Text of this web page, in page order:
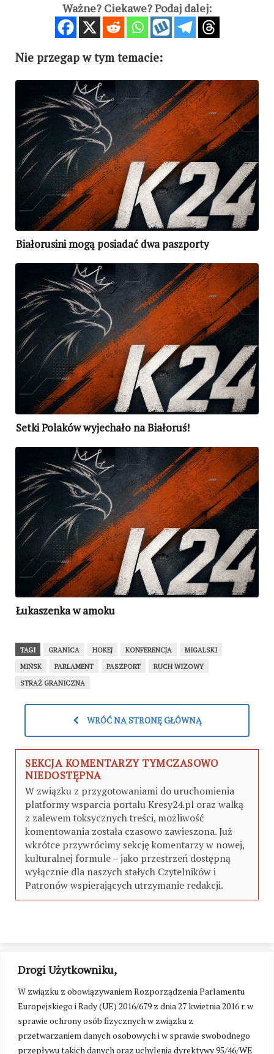
Drogi Użytkowniku,
W związku z obowiązywaniem Rozporządzenia Parlamentu
Europejskiego i Rady (UE) 2016/679 z dnia 27 kwietnia 2016 r. w
sprawie ochrony osób fizycznych w związku z
przetwarzaniem danych osobowych i w sprawie swobodnego
przepływu takich danych oraz uchylenia dyrektywy 95/46/WE
Ważne? Ciekawe? Podaj dalej:
Nie przegap w tym temacie:
Białorusini mogą posiadać dwa paszporty
Setki Polaków wyjechało na Białoruś!
Łukaszenka w amoku
TAGI GRANICA HOKEJ KONFERENCJA
MIGALSKI
MIŃSK
PARLAMENT PASZPORT
RUCH WIZOWY
STRAŻ GRANICZNA
WRÓĆ NA STRONĘ GŁÓWNĄ
SEKCJA KOMENTARZY TYMCZASOWO
NIEDOSTĘPNA
W związku z przygotowaniami do uruchomienia
platformy wsparcia portalu Kresy24.pl oraz walką
z zalewem toksycznych treści, możliwość
komentowania została czasowo zawieszona. Już
wkrótce przywrócimy sekcję komentarzy w nowej,
kulturalnej formule – jako przestrzeń dostępną
wyłącznie dla naszych stałych Czytelników i
Patronów wspierających utrzymanie redakcji.